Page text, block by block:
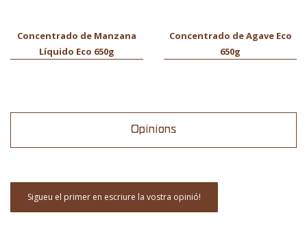
Concentrado de Manzana
Líquido Eco 650g
Concentrado de Agave Eco
650g
Opinions
Sigueu el primer en escriure la vostra opinió!